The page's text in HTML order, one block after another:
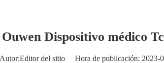
Dispositivo médico
del sitio Hora de publicación: